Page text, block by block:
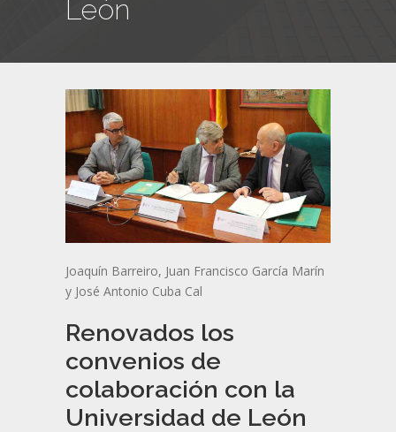
León
Joaquín Barreiro, Juan Francisco García Marín
y José Antonio Cuba Cal
Renovados los
convenios de
colaboración con la
Universidad de León